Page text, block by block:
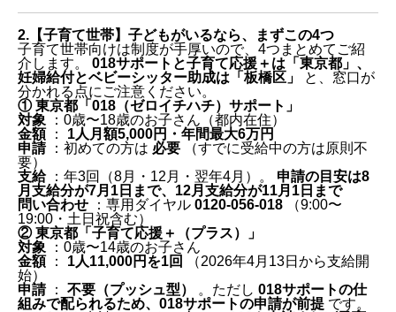
2.【子育て世帯】子どもがいるなら、まずこの4つ
子育て世帯向けは制度が手厚いので、4つまとめてご紹
介します。 018サポートと子育て応援＋は「東京都」、
妊婦給付とベビーシッター助成は「板橋区」
と、窓口が
分かれる点にご注意ください。
① 東京都「018（ゼロイチハチ）サポート」
対象 ：0歳〜18歳のお子さん（都内在住）
金額： 1人月額5,000円・年間最大6万円
申請：初めての方は 必要 （すでに受給中の方は原則不
要）
支給：年3回（8月・12月・翌年4月）。 申請の目安は8
月支給分が7月1日まで、12月支給分が11月1日まで
問い合わせ ：専用ダイヤル 0120-056-018 （9:00〜
19:00・土日祝含む）
② 東京都「子育て応援＋（プラス）」
対象 ：0歳〜14歳のお子さん
金額： 1人11,000円を1回
（2026年4月13日から支給開
始）
申請： 不要（プッシュ型） 。ただし 018サポートの仕
組みで配られるため、018サポートの申請が前提 です。